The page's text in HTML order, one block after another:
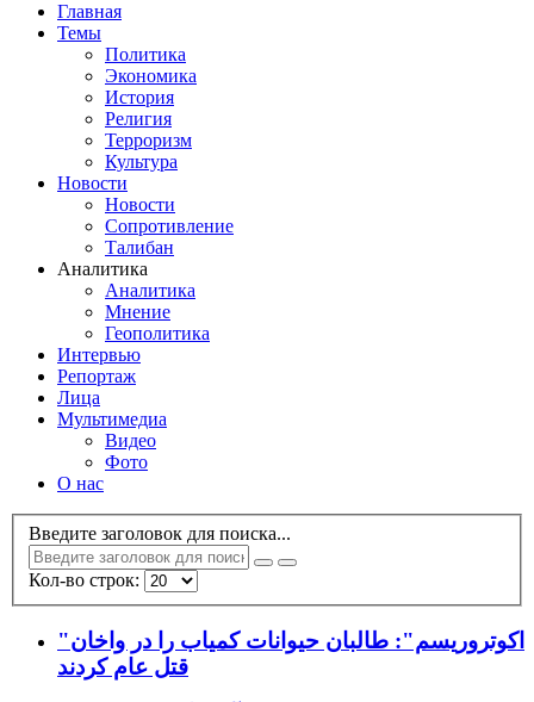
Главная
Темы
Политика
Экономика
История
Религия
Терроризм
Культура
Новости
Новости
Сопротивление
Талибан
Аналитика
Аналитика
Мнение
Геополитика
Интервью
Репортаж
Лица
Мультимедиа
Видео
Фото
О нас
Введите заголовок для поиска...
Кол-во строк:
"اکوتروریسم": طالبان حیوانات کمیاب را در واخان
قتل عام کردند